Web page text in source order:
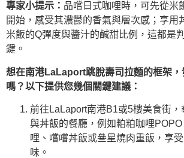
專家小提示： 品嚐日式咖哩時，可先從米
開始，感受其濃鬱的香氣與層次感；享用
米飯的Q彈度與醬汁的鹹甜比例，這都是
鍵。
想在南港LaLaport跳脫壽司拉麵的框架，
嗎？以下提供您幾個關鍵建議：
前往LaLaport南港B1或5樓美食街，
與丼飯的餐廳，例如粕粕咖哩
哩、嚐嚐丼飯或叄星燒肉重飯，享
味。